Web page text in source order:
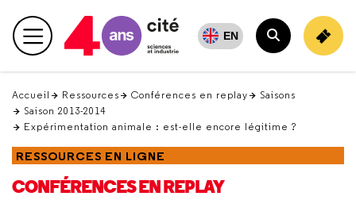
en
haut Menu principal EN
Rechercher
Accueil Ressources Conférences en replay
Saisons
Saison 2013-2014
Expérimentation animale : est-elle encore légitime ?
RESSOURCES EN LIGNE
CONFÉRENCES EN REPLAY